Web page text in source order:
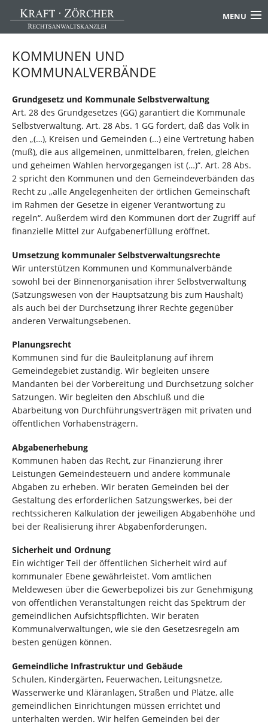
MENU
Startseite
Geschäftsbereiche
Berufsleben
Gewerblicher Mittelstand
Kommunen / Kommunalverbände
Parafisci
Privates Leben
Spezialbereiche
Unternehmen der öffentlichen Hand
Rechtsgebiete
Rechtsgebiete Gesamtliste
Publikationen
Über uns
Mitarbeit
Kontakt
KOMMUNEN UND
KOMMUNALVERBÄNDE
Grundgesetz und Kommunale Selbstverwaltung
Art. 28 des Grundgesetzes (GG) garantiert die Kommunale
Selbstverwaltung. Art. 28 Abs. 1 GG fordert, daß das Volk in
den „(…), Kreisen und Gemeinden (…) eine Vertretung haben
(muß), die aus allgemeinen, unmittelbaren, freien, gleichen
und geheimen Wahlen hervorgegangen ist (…)“. Art. 28 Abs.
2 spricht den Kommunen und den Gemeindeverbänden das
Recht zu „alle Angelegenheiten der örtlichen Gemeinschaft
im Rahmen der Gesetze in eigener Verantwortung zu
regeln“. Außerdem wird den Kommunen dort der Zugriff auf
finanzielle Mittel zur Aufgabenerfüllung eröffnet.
Umsetzung kommunaler Selbstverwaltungsrechte
Wir unterstützen Kommunen und Kommunalverbände
sowohl bei der Binnenorganisation ihrer Selbstverwaltung
(Satzungswesen von der Hauptsatzung bis zum Haushalt)
als auch bei der Durchsetzung ihrer Rechte gegenüber
anderen Verwaltungsebenen.
Planungsrecht
Kommunen sind für die Bauleitplanung auf ihrem
Gemeindegebiet zuständig. Wir begleiten unsere
Mandanten bei der Vorbereitung und Durchsetzung solcher
Satzungen. Wir begleiten den Abschluß und die
Abarbeitung von Durchführungsverträgen mit privaten und
öffentlichen Vorhabensträgern.
Abgabenerhebung
Kommunen haben das Recht, zur Finanzierung ihrer
Leistungen Gemeindesteuern und andere kommunale
Abgaben zu erheben. Wir beraten Gemeinden bei der
Gestaltung des erforderlichen Satzungswerkes, bei der
rechtssicheren Kalkulation der jeweiligen Abgabenhöhe und
bei der Realisierung ihrer Abgabenforderungen.
Sicherheit und Ordnung
Ein wichtiger Teil der öffentlichen Sicherheit wird auf
kommunaler Ebene gewährleistet. Vom amtlichen
Meldewesen über die Gewerbepolizei bis zur Genehmigung
von öffentlichen Veranstaltungen reicht das Spektrum der
gemeindlichen Aufsichtspflichten. Wir beraten
Kommunalverwaltungen, wie sie den Gesetzesregeln am
besten genügen können.
Gemeindliche Infrastruktur und Gebäude
Schulen, Kindergärten, Feuerwachen, Leitungsnetze,
Wasserwerke und Kläranlagen, Straßen und Plätze, alle
gemeindlichen Einrichtungen müssen errichtet und
unterhalten werden. Wir helfen Gemeinden bei der